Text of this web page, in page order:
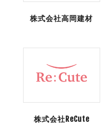
株式会社高岡建材
株式会社ReCute